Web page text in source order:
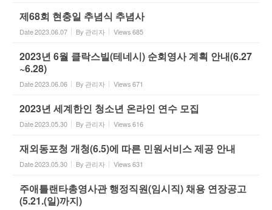
제68회 현충일 추념식 추념사
Date2023.06.07 By 관리자 Views685
2023년 6월 클락스빌(테네시) 순회영사 계획 안내(6.27
~6.28)
Date2023.06.06 By 관리자 Views671
2023년 세계한인 청소년 온라인 연수 모집
Date2023.05.30 By 관리자 Views616
재외동포청 개청(6.5)에 따른 민원서비스 제공 안내
Date2023.05.30 By 관리자 Views631
주애틀랜타총영사관 행정직원(임시직) 채용 연장공고
(5.21.(일)까지)